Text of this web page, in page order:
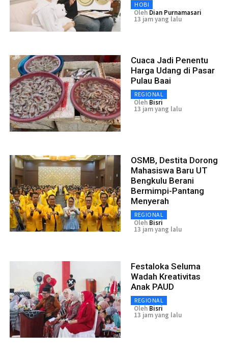
HOBI
Oleh Dian Purnamasari
13 jam yang lalu
Cuaca Jadi Penentu
Harga Udang di Pasar
Pulau Baai
REGIONAL
Oleh Bisri
13 jam yang lalu
OSMB, Destita Dorong
Mahasiswa Baru UT
Bengkulu Berani
Bermimpi-Pantang
Menyerah
REGIONAL
Oleh Bisri
13 jam yang lalu
Festaloka Seluma
Wadah Kreativitas
Anak PAUD
REGIONAL
Oleh Bisri
13 jam yang lalu